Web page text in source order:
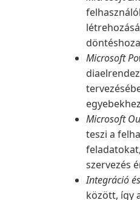
Microsoft
Microsoft
teszi a
szervezés
Integráció
között, így